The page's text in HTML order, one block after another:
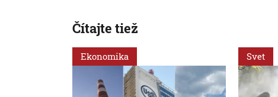
Čítajte tiež
Ekonomika Svet